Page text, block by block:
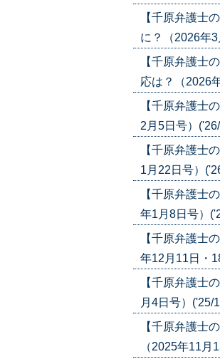
【千原弁護士
に？（2026年
【千原弁護士
応は？（2026
【千原弁護
2月5日号）
【千原弁護
1月22日号）
【千原弁護
年1月8日号）
【千原弁護
年12月11日・
【千原弁護士
月4日号）('25/
【千原弁護士
（2025年11月